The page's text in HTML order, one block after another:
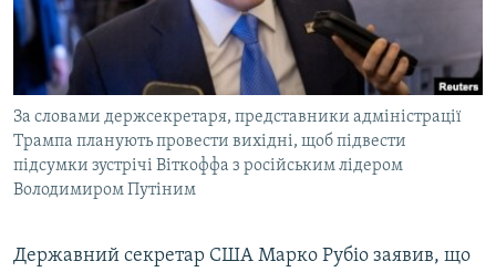
ПОДКАСТИ
КРИМ РЕАЛІЇ
РУС
УКР
КТАТ
За словами держсекретаря, представники адміністрації
Трампа планують провести вихідні, щоб підвести
підсумки зустрічі Віткоффа з російським лідером
Володимиром Путіним
Державний секретар США Марко Рубіо заявив, що